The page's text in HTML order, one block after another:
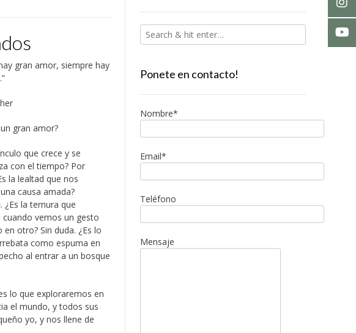
gran amor, siempre hay
gran amor?
que crece y se
con el tiempo? Por
la lealtad que nos
causa amada?
¿Es la ternura que
cuando vemos un gesto
otro? Sin duda. ¿Es lo
como espuma en
al entrar a un bosque
lo que exploraremos en
el mundo, y todos sus
yo, y nos llene de
Ponete en contacto!
Nombre*
Email*
Teléfono
Mensaje